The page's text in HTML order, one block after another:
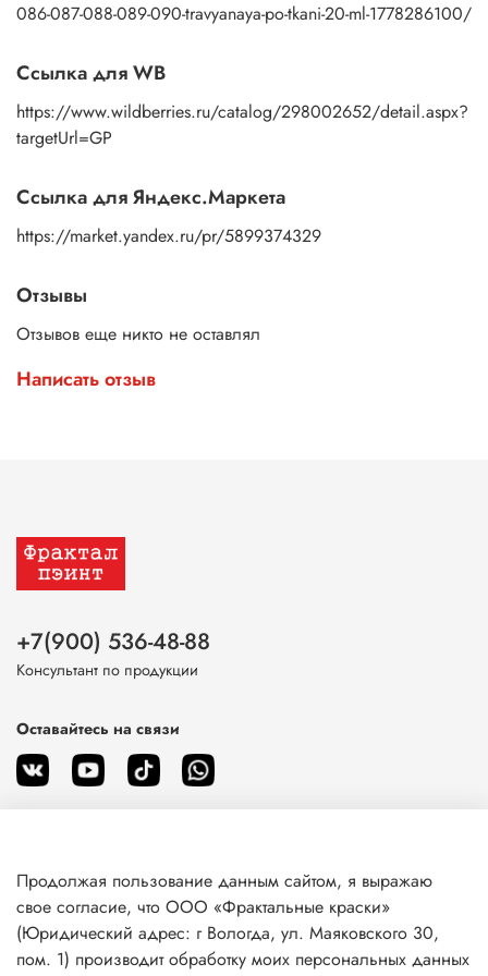
086-087-088-089-090-travyanaya-po-tkani-20-ml-1778286100/
Ссылка для WB
https://www.wildberries.ru/catalog/298002652/detail.aspx?
targetUrl=GP
Ссылка для Яндекс.Маркета
https://market.yandex.ru/pr/5899374329
Отзывы
Отзывов еще никто не оставлял
Написать отзыв
О магазине
Клиентам
+7(900) 536-48-88
Консультант по продукции
Оставайтесь на связи
Продолжая пользование данным сайтом, я выражаю
свое согласие, что ООО «Фрактальные краски»
(Юридический адрес: г Вологда, ул. Маяковского 30,
пом. 1) производит обработку моих персональных данных